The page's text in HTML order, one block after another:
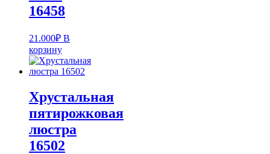
16458
21.000₽ В
корзину
Хрустальная
пятирожковая
люстра
16502